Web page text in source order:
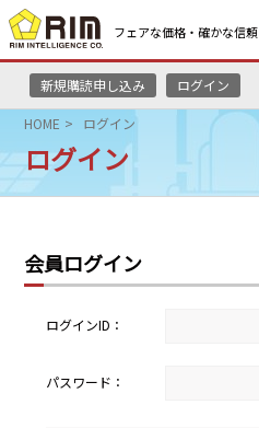
フェアな価格・確かな信頼
新規購読申し込み ログイン
MENU
HOME
リムレポート
メソドロジー
研修・セミナー
HOME ログイン
ログイン
会員ログイン
ログインID：
パスワード：